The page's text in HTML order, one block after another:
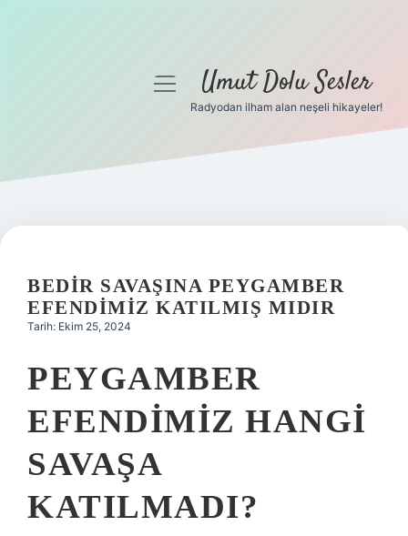
Gizlilik Politikası
Yasal Uyarı
menüyüUmut Dolu Sesler
Radyodan ilham alan neşeli hikayeler!
BEDIR SAVAŞINA PEYGAMBER
EFENDIMIZ KATILMIŞ MIDIR
Tarih: Ekim 25, 2024
PEYGAMBER
EFENDIMIZ HANGI
SAVAŞA
KATILMADI?